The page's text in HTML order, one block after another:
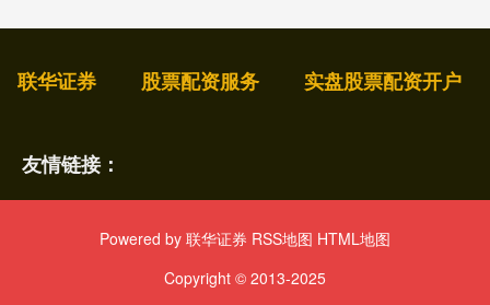
联华证券 股票配资服务 实盘股票配资开户
友情链接：
Powered by 联华证券 RSS地图 HTML地图
Copyright © 2013-2025